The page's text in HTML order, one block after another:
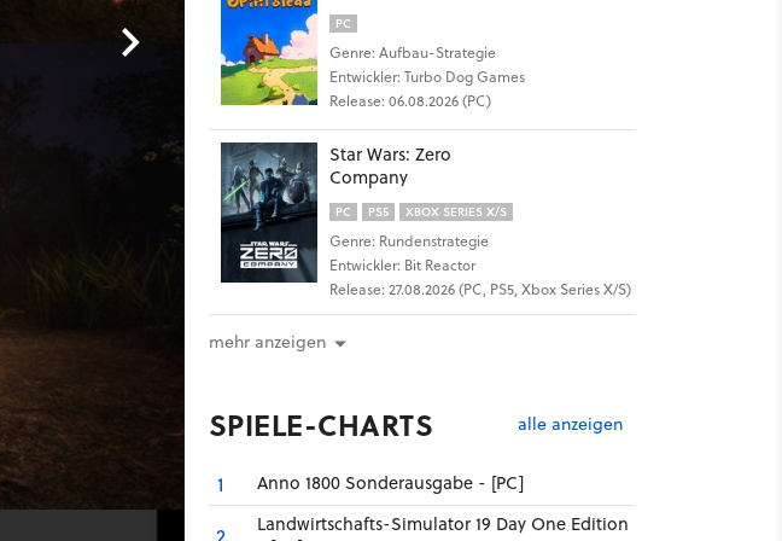
PC
Genre: Aufbau-Strategie
Entwickler: Turbo Dog Games
Release: 06.08.2026 (PC)
Star Wars: Zero
Company
PC PS5 XBOX SERIES X/S
Genre: Rundenstrategie
Entwickler: Bit Reactor
Release: 27.08.2026 (PC, PS5, Xbox Series X/S)
mehr anzeigen
SPIELE-CHARTS alle anzeigen
1 Anno 1800 Sonderausgabe - [PC]
Landwirtschafts-Simulator 19 Day One Edition